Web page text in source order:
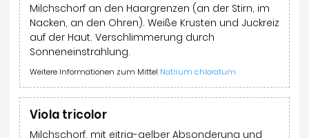
Milchschorf an den Haargrenzen (an der Stirn, im
Nacken, an den Ohren). Weiße Krusten und Juckreiz
auf der Haut. Verschlimmerung durch
Sonneneinstrahlung.
Weitere Informationen zum Mittel Natrium chloratum
Viola tricolor
Milchschorf, mit eitrig-gelber Absonderung und